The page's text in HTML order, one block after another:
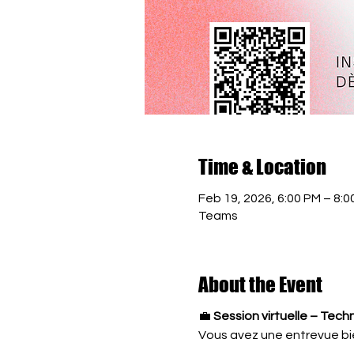
Time & Location
Feb 19, 2026, 6:00 PM –
Teams
About the Event
💼 Session virtuelle –
Vous avez une entrevue